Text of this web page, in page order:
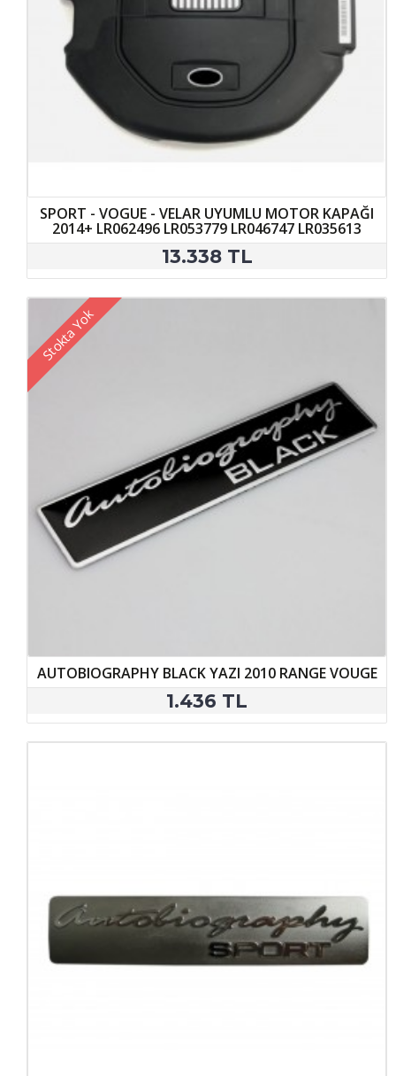
SPORT - VOGUE - VELAR UYUMLU MOTOR KAPAĞI
2014+ LR062496 LR053779 LR046747 LR035613
13.338 TL
Stokta Yok
AUTOBIOGRAPHY BLACK YAZI 2010 RANGE VOUGE
1.436 TL